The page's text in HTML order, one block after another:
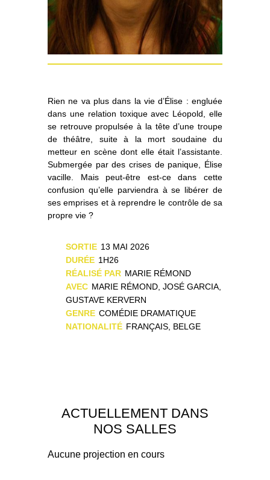
Rien ne va plus dans la vie d’Élise : engluée
dans une relation toxique avec Léopold, elle
se retrouve propulsée à la tête d’une troupe
de théâtre, suite à la mort soudaine du
metteur en scène dont elle était l’assistante.
Submergée par des crises de panique, Élise
vacille. Mais peut-être est-ce dans cette
confusion qu’elle parviendra à se libérer de
ses emprises et à reprendre le contrôle de sa
propre vie ?
SORTIE 13 MAI 2026
DURÉE 1H26
RÉALISÉ PAR MARIE RÉMOND
AVEC MARIE RÉMOND, JOSÉ GARCIA,
GUSTAVE KERVERN
GENRE COMÉDIE DRAMATIQUE
NATIONALITÉ FRANÇAIS, BELGE
ACTUELLEMENT DANS
NOS SALLES
Aucune projection en cours